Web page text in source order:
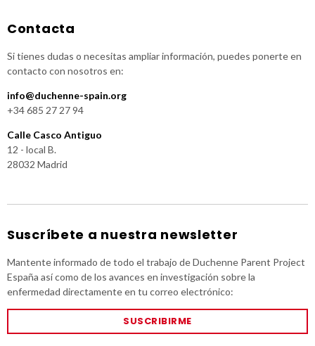
Contacta
Si tienes dudas o necesitas ampliar información, puedes ponerte en
contacto con nosotros en:
info@duchenne-spain.org
+34 685 27 27 94
Calle Casco Antiguo
12 - local B.
28032 Madrid
Suscríbete a nuestra newsletter
Mantente informado de todo el trabajo de Duchenne Parent Project
España así como de los avances en investigación sobre la
enfermedad directamente en tu correo electrónico:
SUSCRIBIRME